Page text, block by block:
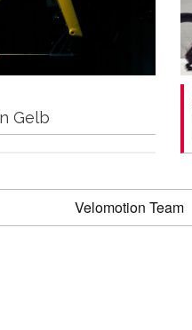
Gelb
Velomotion Team